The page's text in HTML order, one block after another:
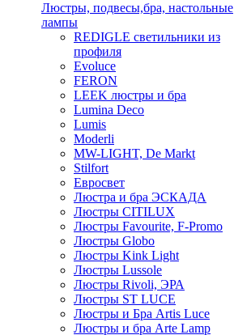
Люстры, подвесы,бра, настольные
лампы
REDIGLE светильники из
профиля
Evoluce
FERON
LEEK люстры и бра
Lumina Deco
Lumis
Moderli
MW-LIGHT, De Markt
Stilfort
Евросвет
Люстра и бра ЭСКАДА
Люстры CITILUX
Люстры Favourite, F-Promo
Люстры Globo
Люстры Kink Light
Люстры Lussole
Люстры Rivoli, ЭРА
Люстры ST LUCE
Люстры и Бра Artis Luce
Люстры и бра Arte Lamp